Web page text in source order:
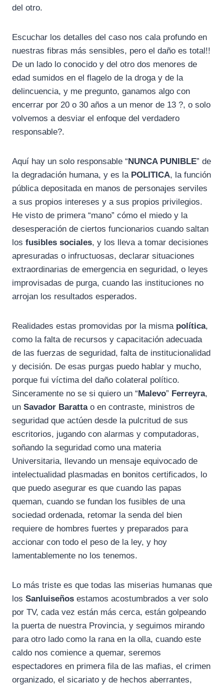
del otro.
Escuchar los detalles del caso nos cala profundo en
nuestras fibras más sensibles, pero el daño es total!!
De un lado lo conocido y del otro dos menores de
edad sumidos en el flagelo de la droga y de la
delincuencia, y me pregunto, ganamos algo con
encerrar por 20 o 30 años a un menor de 13 ?, o solo
volvemos a desviar el enfoque del verdadero
responsable?.
Aquí hay un solo responsable “NUNCA PUNIBLE” de
la degradación humana, y es la POLITICA, la función
pública depositada en manos de personajes serviles
a sus propios intereses y a sus propios privilegios.
He visto de primera “mano” cómo el miedo y la
desesperación de ciertos funcionarios cuando saltan
los fusibles sociales, y los lleva a tomar decisiones
apresuradas o infructuosas, declarar situaciones
extraordinarias de emergencia en seguridad, o leyes
improvisadas de purga, cuando las instituciones no
arrojan los resultados esperados.
Realidades estas promovidas por la misma política,
como la falta de recursos y capacitación adecuada
de las fuerzas de seguridad, falta de institucionalidad
y decisión. De esas purgas puedo hablar y mucho,
porque fui víctima del daño colateral político.
Sinceramente no se si quiero un “Malevo” Ferreyra,
un Savador Barattao en contraste, ministros de
seguridad que actúen desde la pulcritud de sus
escritorios, jugando con alarmas y computadoras,
soñando la seguridad como una materia
Universitaria, llevando un mensaje equivocado de
intelectualidad plasmadas en bonitos certificados, lo
que puedo asegurar es que cuando las papas
queman, cuando se fundan los fusibles de una
sociedad ordenada, retomar la senda del bien
requiere de hombres fuertes y preparados para
accionar con todo el peso de la ley, y hoy
lamentablemente no los tenemos.
Lo más triste es que todas las miserias humanas que
los Sanluiseños estamos acostumbrados a ver solo
por TV, cada vez están más cerca, están golpeando
la puerta de nuestra Provincia, y seguimos mirando
para otro lado como la rana en la olla, cuando este
caldo nos comience a quemar, seremos
espectadores en primera fila de las mafias, el crimen
organizado, el sicariato y de hechos aberrantes,